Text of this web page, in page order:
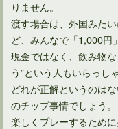
りません。
渡す場合は、外国みた
ど、みんなで「1,000円
現金ではなく、飲み物
う”という人もいらっし
どれが正解というのは
のチップ事情でしょう。
楽しくプレーするため